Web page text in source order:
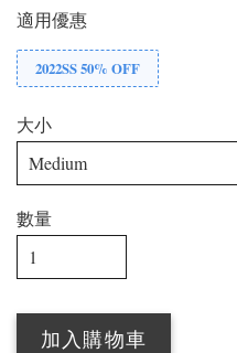
適用優惠
2022SS 50% OFF
大小
數量
加入購物車